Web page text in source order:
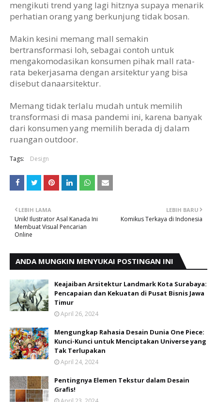
mengikuti trend yang lagi hitznya supaya menarik
perhatian orang yang berkunjung tidak bosan.
Makin kesini memang mall semakin
bertransformasi loh, sebagai contoh untuk
mengakomodasikan konsumen pihak mall rata-
rata bekerjasama dengan arsitektur yang bisa
disebut danaarsitektur.
Memang tidak terlalu mudah untuk memilih
transformasi di masa pandemi ini, karena banyak
dari konsumen yang memilih berada dj dalam
ruangan outdoor.
Tags: Design
LEBIH BARU
Komikus Terkaya di Indonesia
LEBIH LAMA
Unik! Ilustrator Asal Kanada Ini
Membuat Visual Pencarian
Online
ANDA MUNGKIN MENYUKAI POSTINGAN INI
Keajaiban Arsitektur Landmark Kota Surabaya:
Pencapaian dan Kekuatan di Pusat Bisnis Jawa
Timur
April 26, 2024
Mengungkap Rahasia Desain Dunia One Piece:
Kunci-Kunci untuk Menciptakan Universe yang
Tak Terlupakan
April 24, 2024
Pentingnya Elemen Tekstur dalam Desain
Grafis!